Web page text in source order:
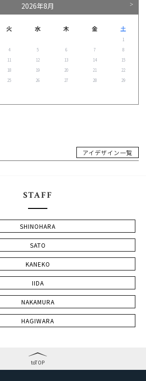
2026年8月 ＞
火 水 木 金 土
1
4 5 6 7
8
11 12 13 14
15
18 19 20 21
22
25 26 27 28
29
アイデザイン一覧
STAFF
SHINOHARA
SATO
KANEKO
IIDA
NAKAMURA
HAGIWARA
toTOP